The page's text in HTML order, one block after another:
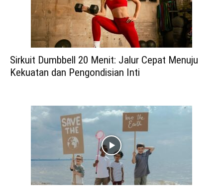
Sirkuit Dumbbell 20 Menit: Jalur Cepat Menuju
Kekuatan dan Pengondisian Inti